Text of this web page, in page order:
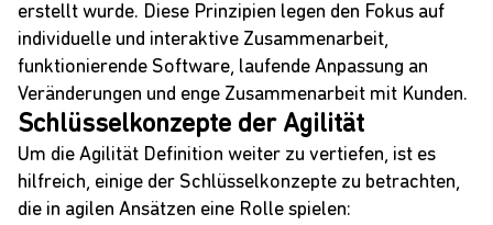
erstellt wurde. Diese Prinzipien legen den Fokus auf
individuelle und interaktive Zusammenarbeit,
funktionierende Software, laufende Anpassung an
Veränderungen und enge Zusammenarbeit mit Kunden.
Schlüsselkonzepte der Agilität
Um die Agilität Definition weiter zu vertiefen, ist es
hilfreich, einige der Schlüsselkonzepte zu betrachten,
die in agilen Ansätzen eine Rolle spielen: